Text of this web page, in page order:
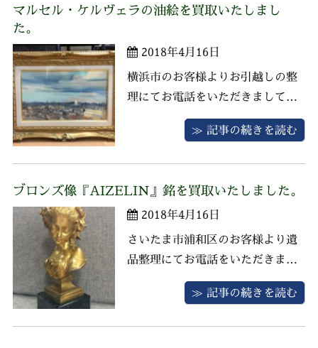
た。栄楽堂では珊瑚製品の強化買
にご満足いただける価格にて買い
取りさせ ...
マルセル・ケルヴェラの油絵を買取いたしまし
た。
2018年4月16日
横浜市のお客様よりお引越しの整
理にてお電話をいただきましてお
伺いさせていただきました。 マル
セル・ケルヴェラの油彩画、バカ
ーニュ生まれのマルセル・ケルヴ
ェラはフリエス賞、フォネン賞な
どを受賞し、繊細な風景画家とし
て注目 ...
≫ 記事の続きを読む
ブロンズ像『AIZELIN』銘を買取いたしました。
2018年4月16日
さいたま市浦和区のお客様より遺
品整理にてお電話をいただきまし
てお伺いさせていただきました。
お品物はブロンズ像『AIZELIN』
≫ 記事の続きを読む